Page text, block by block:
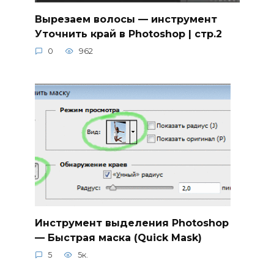
Вырезаем волосы — инструмент
Уточнить край в Photoshop | стр.2
0 962
Инструмент выделения Photoshop
— Быстрая маска (Quick Mask)
5 5к.